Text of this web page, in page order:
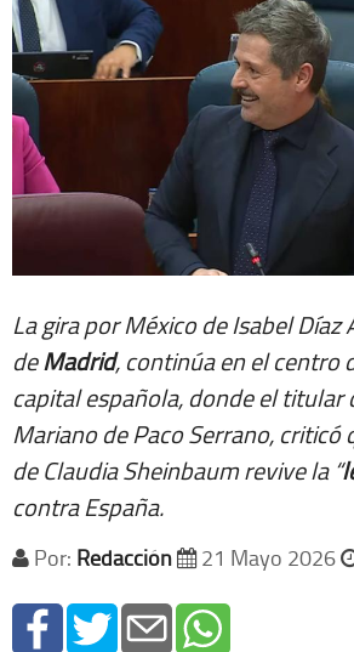
La gira por México de Isabel
deMadrid, continúa en el centro
capital española, donde el titular
Mariano de Paco Serrano, criticó
de Claudia Sheinbaum revive la “
contra España.
Por: Redacción 21 Mayo 2026